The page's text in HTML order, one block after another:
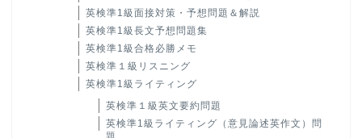
英検準1級面接対策・予想問題＆解説
英検準1級長文予想問題集
英検準1級合格必勝メモ
英検準１級リスニング
英検準1級ライティング
英検準１級英文要約問題
英検準1級ライティング（意見論述英作文）問